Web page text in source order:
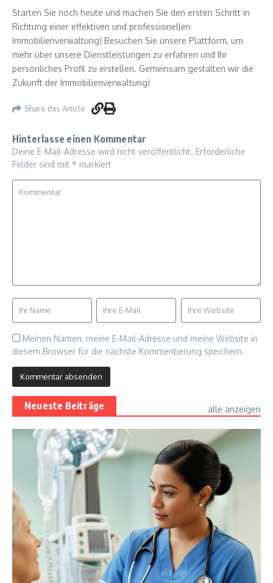
Starten Sie noch heute und machen Sie den ersten Schritt in
Richtung einer effektiven und professionellen
Immobilienverwaltung! Besuchen Sie unsere Plattform, um
mehr über unsere Dienstleistungen zu erfahren und Ihr
persönliches Profil zu erstellen. Gemeinsam gestalten wir die
Zukunft der Immobilienverwaltung!
Share this Article
Hinterlasse einen Kommentar
Deine E-Mail-Adresse wird nicht veröffentlicht. Erforderliche
Felder sind mit * markiert
Meinen Namen, meine E-Mail-Adresse und meine Website in
diesem Browser für die nächste Kommentierung speichern.
Neueste Beiträge alle anzeigen